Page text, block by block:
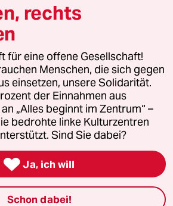
Vertriebs GmbH
rechtlichen Fragen oder für Genehmigungen
lizenzen@taz.de
Kommune-Richtlinien
Datenschutz Impressum AGB
widerrufen (Ads)
rechts
für eine offene Gesellschaft!
Menschen, die sich gegen
einsetzen, unsere Solidarität.
der Einnahmen aus
„Alles beginnt im Zentrum“ –
bedrohte linke Kulturzentren
Sind Sie dabei?
 Ja, ich will
Schon dabei!